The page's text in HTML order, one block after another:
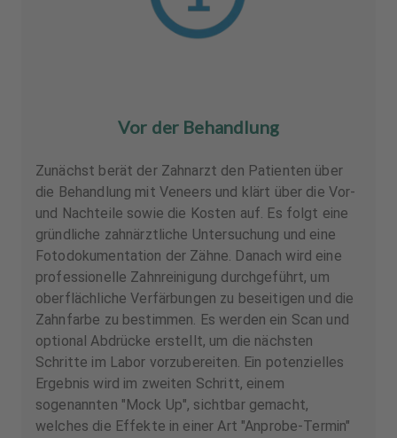
Vor der Behandlung
Zunächst berät der Zahnarzt den Patienten über
die Behandlung mit Veneers und klärt über die Vor-
und Nachteile sowie die Kosten auf. Es folgt eine
gründliche zahnärztliche Untersuchung und eine
Fotodokumentation der Zähne. Danach wird eine
professionelle Zahnreinigung durchgeführt, um
oberflächliche Verfärbungen zu beseitigen und die
Zahnfarbe zu bestimmen. Es werden ein Scan und
optional Abdrücke erstellt, um die nächsten
Schritte im Labor vorzubereiten. Ein potenzielles
Ergebnis wird im zweiten Schritt, einem
sogenannten "Mock Up", sichtbar gemacht,
welches die Effekte in einer Art "Anprobe-Termin"